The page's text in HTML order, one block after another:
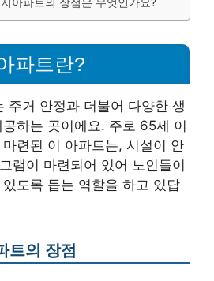
파트란?
주거 안정과 더불어 다양한 생
하는 곳이에요. 주로 65세 이
련된 이 아파트는, 시설이 안
램이 마련되어 있어 노인들이
도록 돕는 역할을 하고 있답
트의 장점